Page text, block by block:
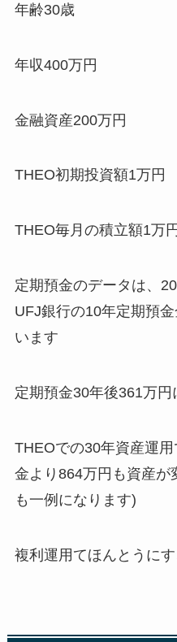
年齢30歳
年収400万円
金融資産200万円
THEO初期投資額1万円
THEO毎月の積立額1万円
定期預金のデータは、
UFJ銀行の10年定期預
います
定期預金30年後361万円
THEOでの30年資産運
金より864万円も資産が
も一例になります)
複利運用てほんとうにす